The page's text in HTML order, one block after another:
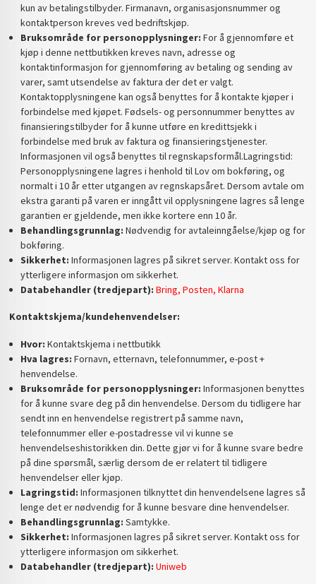
kun av betalingstilbyder. Firmanavn, organisasjonsnummer og
kontaktperson kreves ved bedriftskjøp.
Bruksområde for personopplysninger: For å gjennomføre et
kjøp i denne nettbutikken kreves navn, adresse og
kontaktinformasjon for gjennomføring av betaling og sending av
varer, samt utsendelse av faktura der det er valgt.
Kontaktopplysningene kan også benyttes for å kontakte kjøper i
forbindelse med kjøpet. Fødsels- og personnummer benyttes av
finansieringstilbyder for å kunne utføre en kredittsjekk i
forbindelse med bruk av faktura og finansieringstjenester.
Informasjonen vil også benyttes til regnskapsformål.Lagringstid:
Personopplysningene lagres i henhold til Lov om bokføring, og
normalt i 10 år etter utgangen av regnskapsåret. Dersom avtale om
ekstra garanti på varen er inngått vil opplysningene lagres så lenge
garantien er gjeldende, men ikke kortere enn 10 år.
Behandlingsgrunnlag: Nødvendig for avtaleinngåelse/kjøp og for
bokføring.
Sikkerhet: Informasjonen lagres på sikret server. Kontakt oss for
ytterligere informasjon om sikkerhet.
Databehandler (tredjepart): Bring, Posten, Klarna
Kontaktskjema/kundehenvendelser:
Hvor: Kontaktskjema i nettbutikk
Hva lagres: Fornavn, etternavn, telefonnummer, e-post +
henvendelse.
Bruksområde for personopplysninger: Informasjonen benyttes
for å kunne svare deg på din henvendelse. Dersom du tidligere har
sendt inn en henvendelse registrert på samme navn,
telefonnummer eller e-postadresse vil vi kunne se
henvendelseshistorikken din. Dette gjør vi for å kunne svare bedre
på dine spørsmål, særlig dersom de er relatert til tidligere
henvendelser eller kjøp.
Lagringstid: Informasjonen tilknyttet din henvendelsene lagres så
lenge det er nødvendig for å kunne besvare dine henvendelser.
Behandlingsgrunnlag: Samtykke.
Sikkerhet: Informasjonen lagres på sikret server. Kontakt oss for
ytterligere informasjon om sikkerhet.
Databehandler (tredjepart): Uniweb